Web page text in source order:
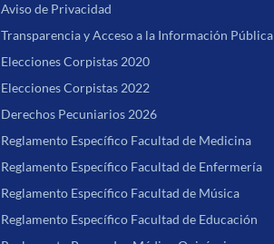
Aviso de Privacidad
Transparencia y Acceso a la Información Pública
Elecciones Corpistas 2020
Elecciones Corpistas 2022
Derechos Pecuniarios 2026
Reglamento Específico Facultad de Medicina
Reglamento Específico Facultad de Enfermería
Reglamento Específico Facultad de Música
Reglamento Específico Facultad de Educación